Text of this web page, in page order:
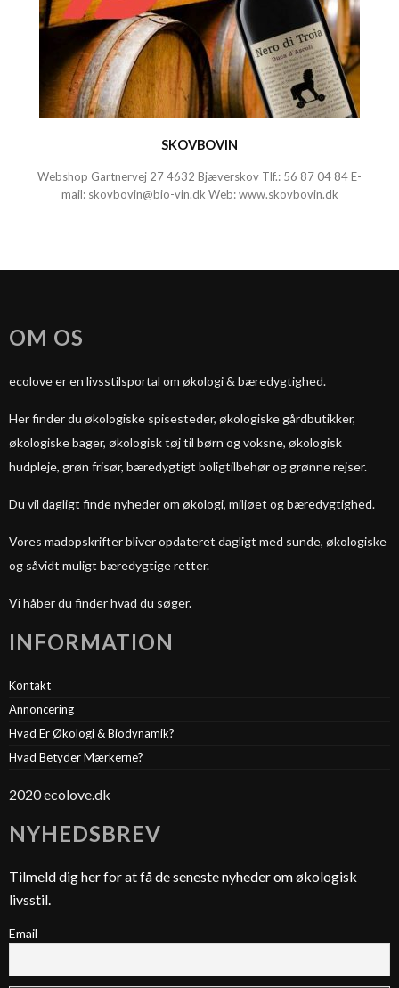
SKOVBOVIN
Webshop Gartnervej 27 4632 Bjæverskov Tlf.: 56 87 04 84E-
mail: skovbovin@bio-vin.dk Web:www.skovbovin.dk
OM OS
ecolove er en livsstilsportal om økologi & bæredygtighed.
Her finder du økologiske spisesteder, økologiske gårdbutikker,
økologiske bager, økologisk tøj til børn og voksne, økologisk
hudpleje, grøn frisør, bæredygtigt boligtilbehør og grønne rejser.
Du vil dagligt finde nyheder om økologi, miljøet og bæredygtighed.
Vores madopskrifter bliver opdateret dagligt med sunde, økologiske
og såvidt muligt bæredygtige retter.
Vi håber du finder hvad du søger.
INFORMATION
Kontakt
Annoncering
Hvad Er Økologi & Biodynamik?
Hvad Betyder Mærkerne?
2020 ecolove.dk
NYHEDSBREV
Tilmeld dig her for at få de seneste nyheder om økologisk
livsstil.
Email